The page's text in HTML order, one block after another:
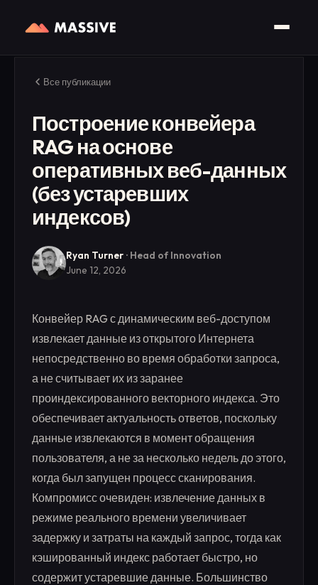
Все публикации
Построение конвейера
RAG на основе
оперативных веб-данных
(без устаревших
индексов)
Ryan Turner · Head of Innovation
June 12, 2026
Конвейер RAG с динамическим веб-доступом
извлекает данные из открытого Интернета
непосредственно во время обработки запроса,
а не считывает их из заранее
проиндексированного векторного индекса. Это
обеспечивает актуальность ответов, поскольку
данные извлекаются в момент обращения
пользователя, а не за несколько недель до этого,
когда был запущен процесс сканирования.
Компромисс очевиден: извлечение данных в
режиме реального времени увеличивает
задержку и затраты на каждый запрос, тогда как
кэшированный индекс работает быстро, но
содержит устаревшие данные. Большинство